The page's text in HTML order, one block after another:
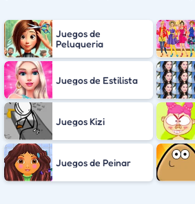
Juegos de
Peluqueria
Juegos de Estilista
Juegos Kizi
Juegos de Peinar